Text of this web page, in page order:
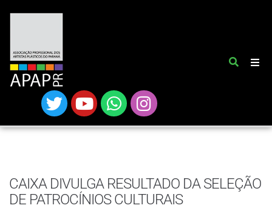
CAIXA DIVULGA RESULTADO DA SELEÇÃO
DE PATROCÍNIOS CULTURAIS